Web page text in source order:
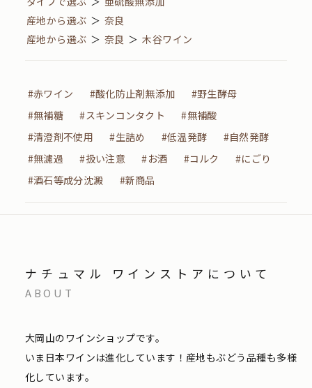
産地から選ぶ ＞ 奈良
産地から選ぶ ＞ 奈良 ＞ 木谷ワイン
#赤ワイン #酸化防止剤無添加
#野生酵母
#無補糖
#スキンコンタクト
#無補酸
#清澄剤不使用
#生詰め #低温発酵
#自然発酵
#無濾過
#扱い注意 #お酒 #コルク
#にごり
#酒石等成分沈澱
#新商品
ナチュマル ワインストアについて
ABOUT
大岡山のワインショップです。
いま日本ワインは進化しています！産地もぶどう品種も多様
化しています。